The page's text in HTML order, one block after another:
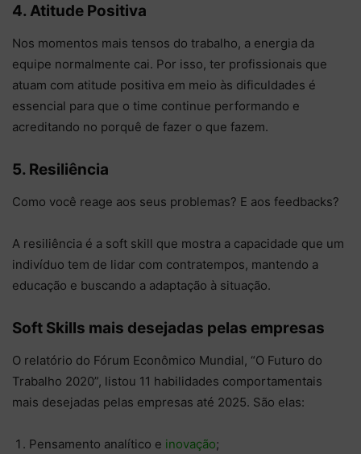
4. Atitude Positiva
Nos momentos mais tensos do trabalho, a energia da
equipe normalmente cai. Por isso, ter profissionais que
atuam com atitude positiva em meio às dificuldades é
essencial para que o time continue performando e
acreditando no porquê de fazer o que fazem.
5. Resiliência
Como você reage aos seus problemas? E aos feedbacks?
A resiliência é a soft skill que mostra a capacidade que um
indivíduo tem de lidar com contratempos, mantendo a
educação e buscando a adaptação à situação.
Soft Skills mais desejadas pelas empresas
O relatório do Fórum Econômico Mundial, “O Futuro do
Trabalho 2020”, listou 11 habilidades comportamentais
mais desejadas pelas empresas até 2025. São elas:
Pensamento analítico e inovação;